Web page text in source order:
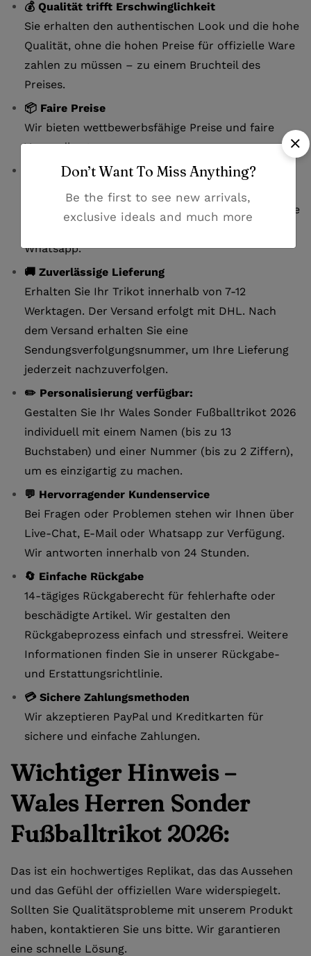
💰 Qualität trifft Erschwinglichkeit
Sie erhalten den authentischen Look und die hohe
Qualität, ohne die hohen Preise für offizielle Ware
zahlen zu müssen – zu einem Bruchteil des
Preises.
📦 Faire Preise
Wir bieten wettbewerbsfähige Preise und faire
Versandkosten.
📏 Einfache Größenauswahl
Unsere detaillierte Größentabelle hilft Ihnen, die
perfekte Passform zu finden. Bei Fragen zur Größe
Whatsapp.
🚚 Zuverlässige Lieferung
Erhalten Sie Ihr Trikot innerhalb von 7-12
Werktagen. Der Versand erfolgt mit DHL. Nach
dem Versand erhalten Sie eine
Sendungsverfolgungsnummer, um Ihre Lieferung
jederzeit nachzuverfolgen.
✏️ Personalisierung verfügbar:
Gestalten Sie Ihr Wales Sonder Fußballtrikot 2026
individuell mit einem Namen (bis zu 13
Buchstaben) und einer Nummer (bis zu 2 Ziffern),
um es einzigartig zu machen.
💬 Hervorragender Kundenservice
Bei Fragen oder Problemen stehen wir Ihnen über
Live-Chat, E-Mail oder Whatsapp zur Verfügung.
Wir antworten innerhalb von 24 Stunden.
🔄 Einfache Rückgabe
14-tägiges Rückgaberecht für fehlerhafte oder
beschädigte Artikel. Wir gestalten den
Rückgabeprozess einfach und stressfrei. Weitere
Informationen finden Sie in unserer Rückgabe-
und Erstattungsrichtlinie.
💳 Sichere Zahlungsmethoden
Wir akzeptieren PayPal und Kreditkarten für
sichere und einfache Zahlungen.
Wichtiger Hinweis –
Wales Herren Sonder
Fußballtrikot 2026:
Das ist ein hochwertiges Replikat, das das Aussehen
und das Gefühl der offiziellen Ware widerspiegelt.
Sollten Sie Qualitätsprobleme mit unserem Produkt
haben, kontaktieren Sie uns bitte. Wir garantieren
eine schnelle Lösung.
Don’t Want To Miss Anything?
Be the first to see new arrivals,
exclusive ideals and much more